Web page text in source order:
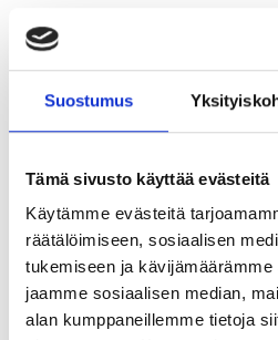
Suostumus
Tämä sivusto käyttää evästeitä
Käytämme evästeitä
räätälöimiseen, sosiaalisen
tukemiseen ja
jaamme sosiaalisen median,
alan kumppaneillemme tietoja
sijoittaa ja vastata
rahoistaan?
Danske Bankin Taloudellinen
talouteen ja taloudellinen
alhaisinta tasoa. Haluamme
naisilla on lasikatto lompakossa
vaurastu, ja samalla kannustaa
omasta taloudellisesta
Teemoista keskustelevat